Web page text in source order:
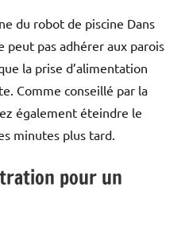
du robot de piscine Dans
peut pas adhérer aux parois
la prise d’alimentation
Comme conseillé par la
également éteindre le
minutes plus tard.
pour un